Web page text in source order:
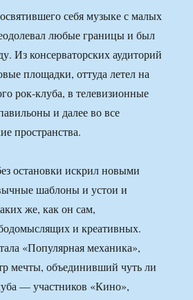
себя музыке с малых
любые границы и был
Из консерваторских аудиторий
площадки, оттуда летел на
рок-клуба, в телевизионные
и далее во все
пространства.
остановки искрил новыми
шаблоны и устои и
же, как он сам,
и креативных.
«Популярная механика»,
мечты, объединивший чуть ли
— участников «Кино»,